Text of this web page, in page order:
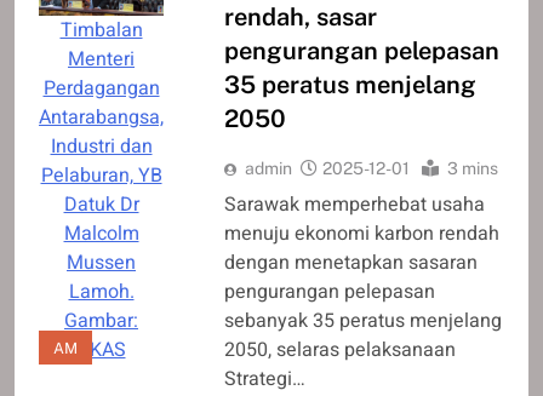
Timbalan
Menteri
Perdagangan
Antarabangsa,
Industri dan
Pelaburan, YB
Datuk Dr
Malcolm
Mussen
Lamoh.
Gambar:
UKAS
AM
rendah, sasar
pengurangan pelepasan
35 peratus menjelang
2050
admin 2025-12-01 3 mins
Sarawak memperhebat usaha
menuju ekonomi karbon rendah
dengan menetapkan sasaran
pengurangan pelepasan
sebanyak 35 peratus menjelang
2050, selaras pelaksanaan
Strategi…